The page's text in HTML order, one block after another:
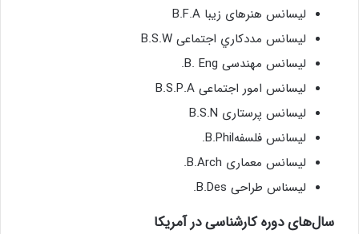
لیسانس هنرهای زیبا B.F.A
لیسانس مددكاري اجتماعی B.S.W
لیسانس مهندسی B. Eng.
لیسانس امور اجتماعی B.S.P.A
لیسانس پرستاری B.S.N
لیسانس فلسفهB.Phil.
لیسانس معماری B.Arch.
لیسناس طراحی B.Des.
سال‌های دوره کارشناسی در آمریکا